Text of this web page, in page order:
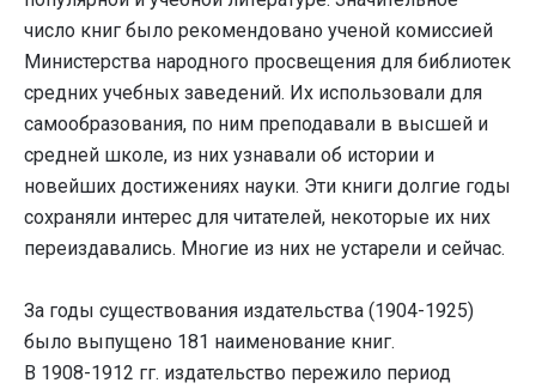
число книг было рекомендовано ученой комиссией
Министерства народного просвещения для библиотек
средних учебных заведений. Их использовали для
самообразования, по ним преподавали в высшей и
средней школе, из них узнавали об истории и
новейших достижениях науки. Эти книги долгие годы
сохраняли интерес для читателей, некоторые их них
переиздавались. Многие из них не устарели и сейчас.
За годы существования издательства (1904-1925)
было выпущено 181 наименование книг.
В 1908-1912 гг. издательство пережило период